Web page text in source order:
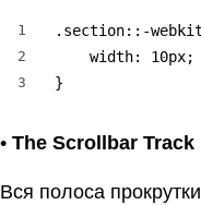
1
2
3
.section::-
    width: 10px;
}
• The Scrollbar Track
Вся полоса